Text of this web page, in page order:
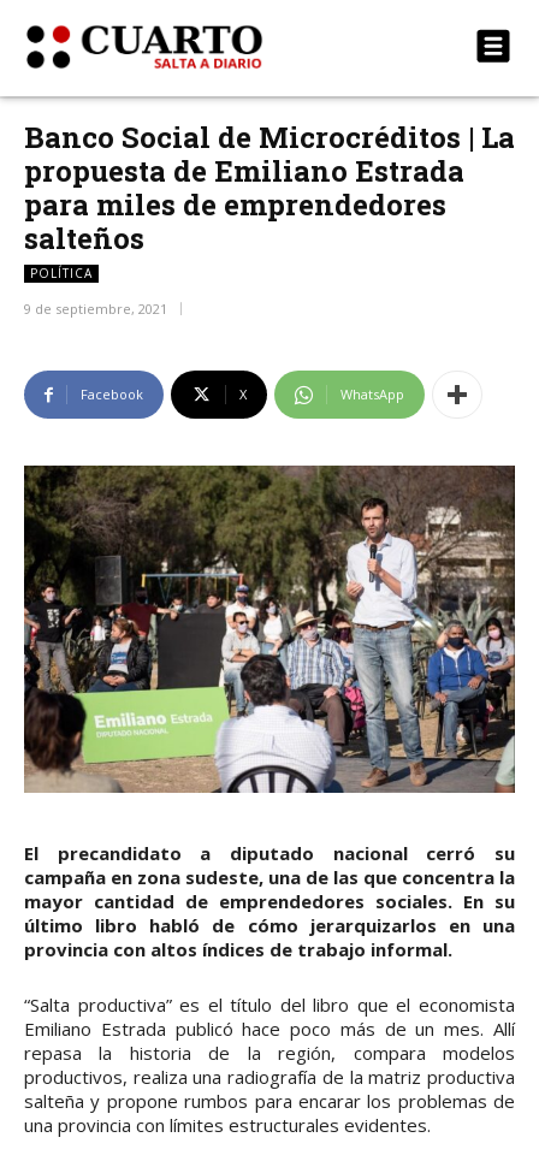
Banco Social de Microcréditos | La
propuesta de Emiliano Estrada
para miles de emprendedores
salteños
POLÍTICA
9 de septiembre, 2021
Facebook X WhatsApp
El precandidato a diputado nacional cerró su
campaña en zona sudeste, una de las que concentra la
mayor cantidad de emprendedores sociales. En su
último libro habló de cómo jerarquizarlos en una
provincia con altos índices de trabajo informal.
“Salta productiva” es el título del libro que el economista
Emiliano Estrada publicó hace poco más de un mes. Allí
repasa la historia de la región, compara modelos
productivos, realiza una radiografía de la matriz productiva
salteña y propone rumbos para encarar los problemas de
una provincia con límites estructurales evidentes.